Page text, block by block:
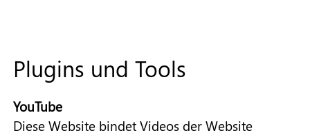
Plugins und Tools
YouTube
Diese Website bindet Videos der Website